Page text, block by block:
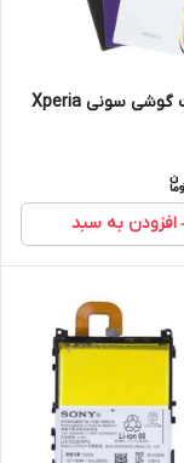
درب پشت گوشی سونی Xperia
افزودن به سبد